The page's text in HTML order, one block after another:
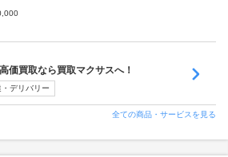
価買取なら買取マクサスへ！
・デリバリー
全ての商品・サービスを見る